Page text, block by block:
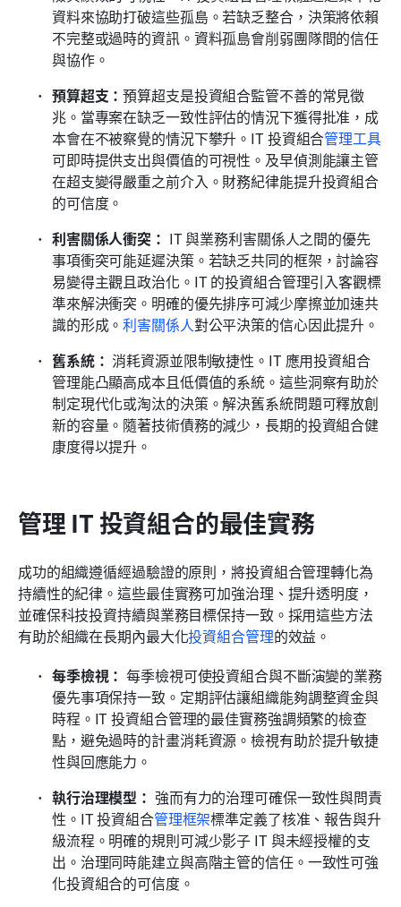
資料來協助打破這些孤島。若缺乏整合，決策將依賴
不完整或過時的資訊。資料孤島會削弱團隊間的信任
與協作。
預算超支：預算超支是投資組合監管不善的常見徵
兆。當專案在缺乏一致性評估的情況下獲得批准，成
本會在不被察覺的情況下攀升。IT 投資組合管理工具
可即時提供支出與價值的可視性。及早偵測能讓主管
在超支變得嚴重之前介入。財務紀律能提升投資組合
的可信度。
利害關係人衝突： IT 與業務利害關係人之間的優先
事項衝突可能延遲決策。若缺乏共同的框架，討論容
易變得主觀且政治化。IT 的投資組合管理引入客觀標
準來解決衝突。明確的優先排序可減少摩擦並加速共
識的形成。利害關係人對公平決策的信心因此提升。
舊系統： 消耗資源並限制敏捷性。IT 應用投資組合
管理能凸顯高成本且低價值的系統。這些洞察有助於
制定現代化或淘汰的決策。解決舊系統問題可釋放創
新的容量。隨著技術債務的減少，長期的投資組合健
康度得以提升。
管理 IT 投資組合的最佳實務
成功的組織遵循經過驗證的原則，將投資組合管理轉化為
持續性的紀律。這些最佳實務可加強治理、提升透明度，
並確保科技投資持續與業務目標保持一致。採用這些方法
有助於組織在長期內最大化投資組合管理的效益。
每季檢視： 每季檢視可使投資組合與不斷演變的業務
優先事項保持一致。定期評估讓組織能夠調整資金與
時程。IT 投資組合管理的最佳實務強調頻繁的檢查
點，避免過時的計畫消耗資源。檢視有助於提升敏捷
性與回應能力。
執行治理模型： 強而有力的治理可確保一致性與問責
性。IT 投資組合管理框架標準定義了核准、報告與升
級流程。明確的規則可減少影子 IT 與未經授權的支
出。治理同時能建立與高階主管的信任。一致性可強
化投資組合的可信度。